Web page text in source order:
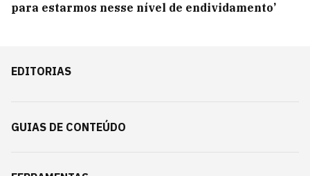
para estarmos nesse nível de endividamento’
EDITORIAS
GUIAS DE CONTEÚDO